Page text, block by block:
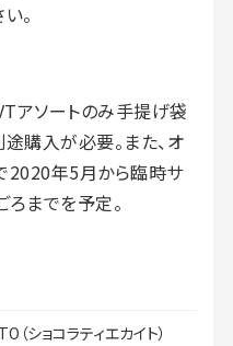
。
アソートのみ手提げ袋
購入が必要。また、オ
2020年5月から臨時サ
ろまでを予定。
ショコラティエカイト）